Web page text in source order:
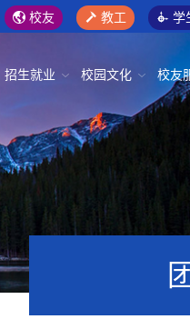
校友 教工 学
招生就业 校园文化 校友